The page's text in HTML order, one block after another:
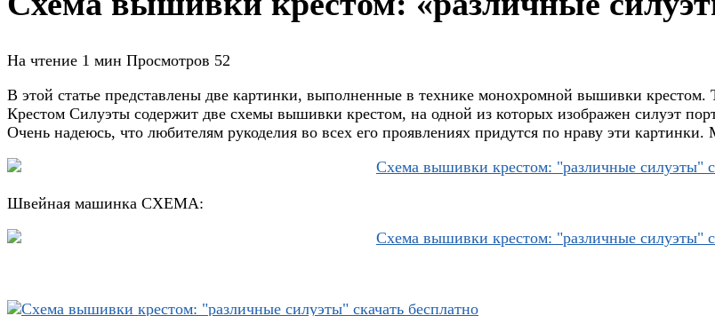
На чтение 1 мин Просмотров 52
В этой статье представлены две картинки, выполненные в технике монохромной вышивки
Крестом Силуэты содержит две схемы вышивки крестом, на одной из которых изображен силуэт
Очень надеюсь, что любителям рукоделия во всех его проявлениях придутся по нраву эти
Швейная машинка СХЕМА: